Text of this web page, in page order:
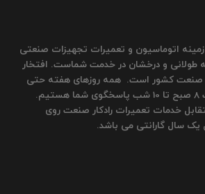
اتوماسیون و تعمیرات تجهیزات صنعتی
طولانی و درخشان در خدمت شماست. افتخار
در صنعت کشور است. همه روزهای هفته حتی
روزهای تعطیل از ساعت 8 صبح تا 10 شب پاسخگوی شما هستیم.
خدمات تعمیرات رادکار صنعت روی
سال گارانتی می باشد.